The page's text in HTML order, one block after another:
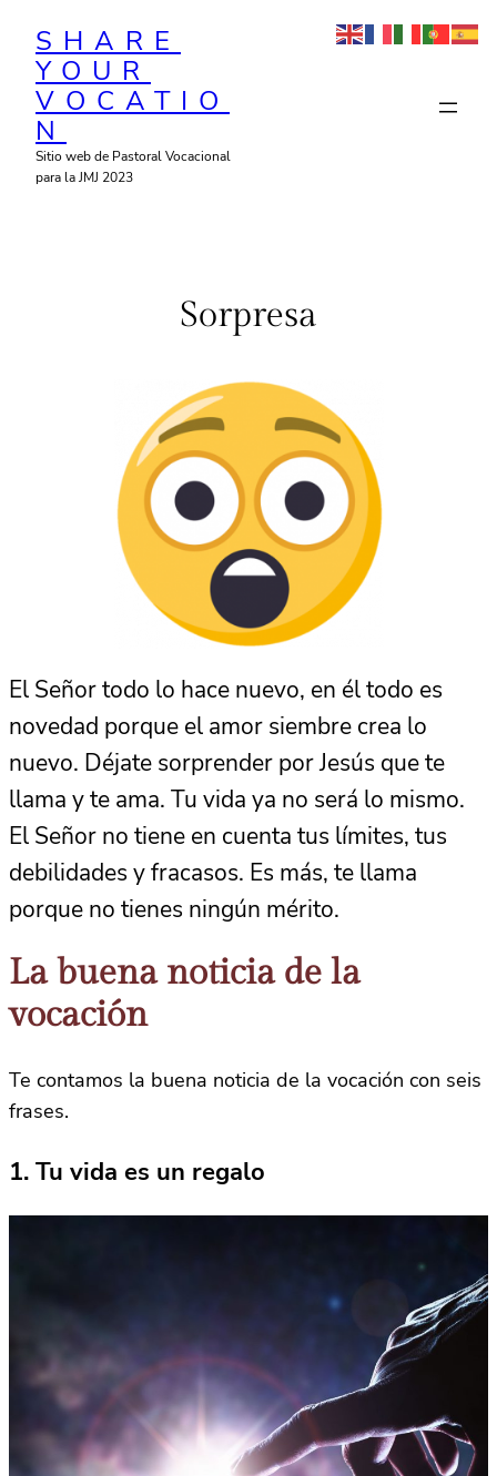
contenido
SHARE
YOUR
VOCATIO
N
Sitio web de Pastoral Vocacional
para la JMJ 2023
Sorpresa
El Señor todo lo hace nuevo, en él todo es
novedad porque el amor siembre crea lo
nuevo. Déjate sorprender por Jesús que te
llama y te ama. Tu vida ya no será lo mismo.
El Señor no tiene en cuenta tus límites, tus
debilidades y fracasos. Es más, te llama
porque no tienes ningún mérito.
La buena noticia de la
vocación
Te contamos la buena noticia de la vocación con seis
frases.
1. Tu vida es un regalo